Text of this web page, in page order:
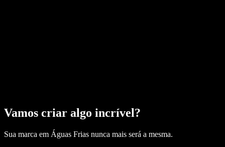
Vamos criar algo incrível?
Sua marca em Águas Frias nunca mais será a mesma.